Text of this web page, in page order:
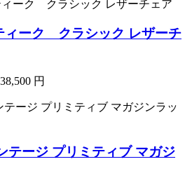
ィーク クラシック レザーチ
38,500 円
テージ プリミティブ マガジ